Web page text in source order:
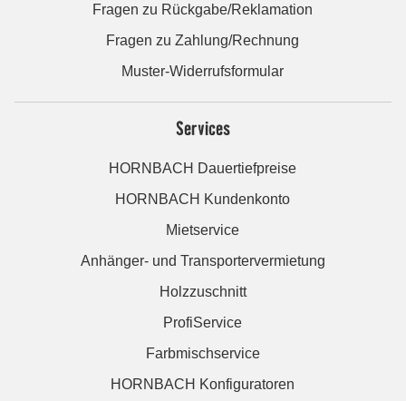
Fragen zu Rückgabe/Reklamation
Fragen zu Zahlung/Rechnung
Muster-Widerrufsformular
Services
HORNBACH Dauertiefpreise
HORNBACH Kundenkonto
Mietservice
Anhänger- und Transportervermietung
Holzzuschnitt
ProfiService
Farbmischservice
HORNBACH Konfiguratoren